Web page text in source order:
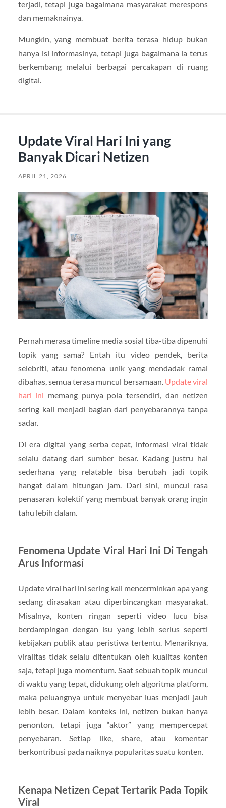
terjadi, tetapi juga bagaimana masyarakat merespons
dan memaknainya.
Mungkin, yang membuat berita terasa hidup bukan
hanya isi informasinya, tetapi juga bagaimana ia terus
berkembang melalui berbagai percakapan di ruang
digital.
Update Viral Hari Ini yang
Banyak Dicari Netizen
APRIL 21, 2026
Pernah merasa timeline media sosial tiba-tiba dipenuhi
topik yang sama? Entah itu video pendek, berita
selebriti, atau fenomena unik yang mendadak ramai
dibahas, semua terasa muncul bersamaan. Update viral
hari ini memang punya pola tersendiri, dan netizen
sering kali menjadi bagian dari penyebarannya tanpa
sadar.
Di era digital yang serba cepat, informasi viral tidak
selalu datang dari sumber besar. Kadang justru hal
sederhana yang relatable bisa berubah jadi topik
hangat dalam hitungan jam. Dari sini, muncul rasa
penasaran kolektif yang membuat banyak orang ingin
tahu lebih dalam.
Fenomena Update Viral Hari Ini Di Tengah
Arus Informasi
Update viral hari ini sering kali mencerminkan apa yang
sedang dirasakan atau diperbincangkan masyarakat.
Misalnya, konten ringan seperti video lucu bisa
berdampingan dengan isu yang lebih serius seperti
kebijakan publik atau peristiwa tertentu. Menariknya,
viralitas tidak selalu ditentukan oleh kualitas konten
saja, tetapi juga momentum. Saat sebuah topik muncul
di waktu yang tepat, didukung oleh algoritma platform,
maka peluangnya untuk menyebar luas menjadi jauh
lebih besar. Dalam konteks ini, netizen bukan hanya
penonton, tetapi juga “aktor” yang mempercepat
penyebaran. Setiap like, share, atau komentar
berkontribusi pada naiknya popularitas suatu konten.
Kenapa Netizen Cepat Tertarik Pada Topik
Viral